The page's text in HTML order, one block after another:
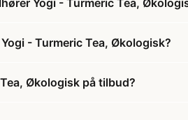
Yogi - Turmeric Tea,
- Turmeric Tea, Økologisk?
Økologisk på tilbud?